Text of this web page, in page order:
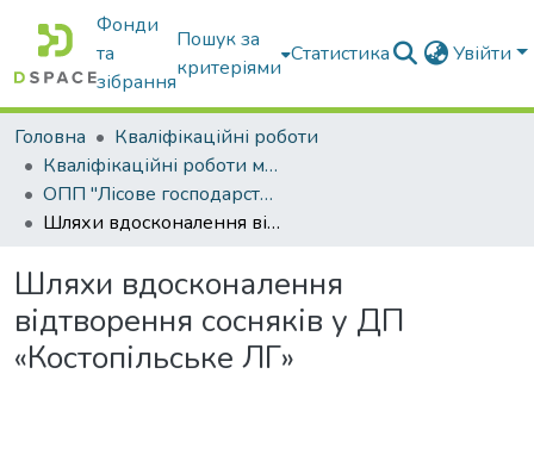
Фонди
та
зібрання
Пошук за
критеріями
Статистика Увійти
Головна
Кваліфікаційні роботи
Кваліфікаційні роботи магістрів
ОПП "Лісове господарство"
Шляхи вдосконалення відтворення сосняків у ДП «Костопільське ЛГ»
Шляхи вдосконалення
відтворення сосняків у ДП
«Костопільське ЛГ»